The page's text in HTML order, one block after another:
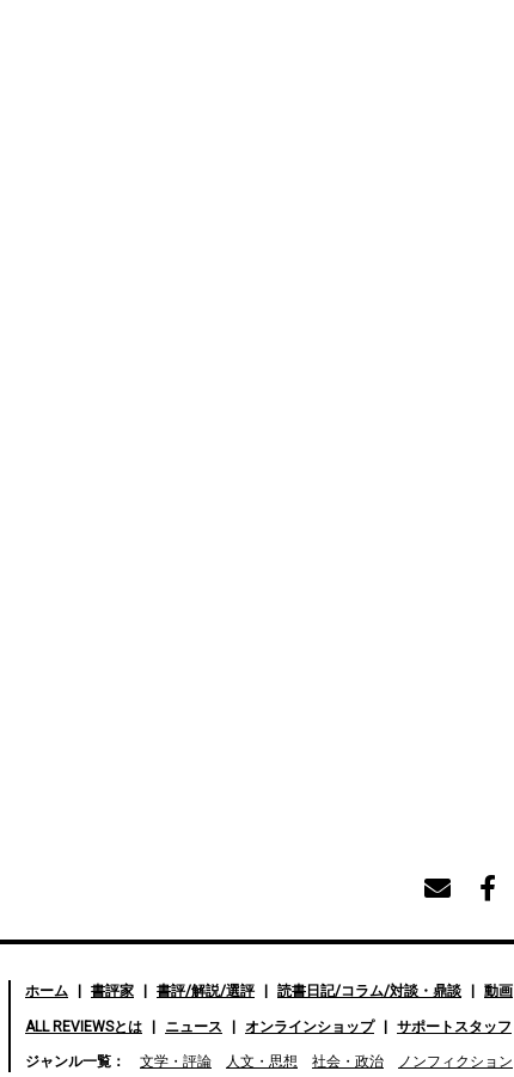
ホーム 書評家 書評/解説/選評 読書日記/コラム/対談・鼎談 動画
ALL REVIEWSとは ニュース オンラインショップ サポートスタッフ
ジャンル一覧： 文学・評論 人文・思想 社会・政治 ノンフィクション